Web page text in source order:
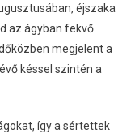
éjszaka
az ágyban fekvő
megjelent a
késsel szintén a
így a sértettek